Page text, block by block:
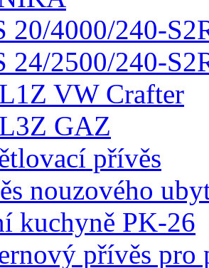
20/4000/240-
24/2500/240-
VW Crafter
GAZ
přívěs
nouzového
kuchyně PK-26
přívěs pro